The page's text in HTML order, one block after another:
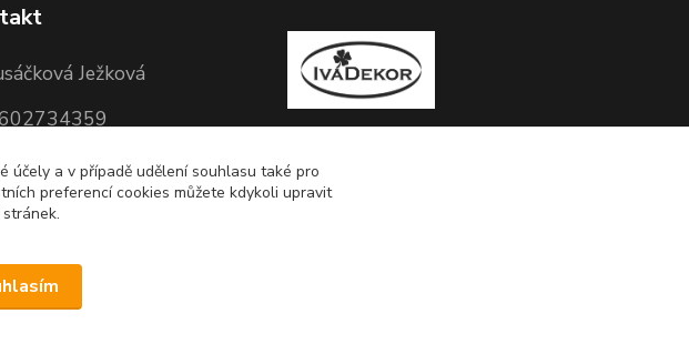
Ježková
10.00-17.00hod)
účely a v případě udělení souhlasu také pro
preferencí cookies můžete kdykoli upravit